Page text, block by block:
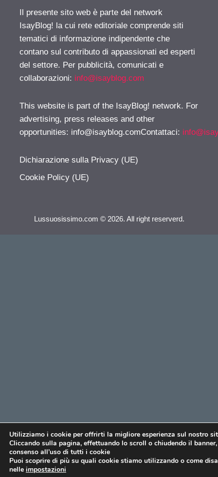
Il presente sito web è parte del network
IsayBlog! la cui rete editoriale comprende siti
tematici di informazione indipendente che
contano sul contributo di appassionati ed esperti
del settore. Per pubblicità, comunicati e
collaborazioni: info@isayblog.com
This website is part of the IsayBlog! network. For
advertising, press releases and other
opportunities: info@isayblog.comContattaci:
Dichiarazione sulla Privacy (UE)
Cookie Policy (UE)
Lussuosissimo.com © 2026. All right reserverd.
Utilizziamo i cookie per offrirti la migliore esperienza sul nostro
Cliccando sulla pagina, effettuando lo scroll o chiudendo il
consenso all’uso di tutti i cookie
Puoi scoprire di più su quali cookie stiamo utilizzando o come
nelle impostazioni